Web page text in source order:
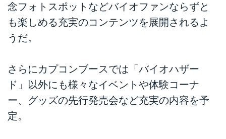
念フォトスポットなどバイオファンならずと
も楽しめる充実のコンテンツを展開されるよ
うだ。
さらにカプコンブースでは「バイオハザー
ド」以外にも様々なイベントや体験コーナ
ー、グッズの先行発売会など充実の内容を予
定。